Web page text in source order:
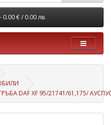
0.00 €/ 0.00 лв.
DAF XF 95/21741/61,175/